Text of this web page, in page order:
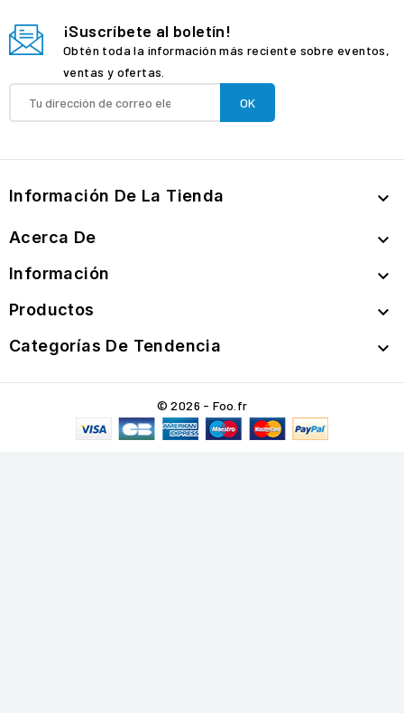
¡Suscríbete al boletín!
Obtén toda la información más reciente sobre eventos,
ventas y ofertas.
Información De La Tienda 
Acerca De 
Información 
Productos 
Categorías De Tendencia 
© 2026 - Foo.fr